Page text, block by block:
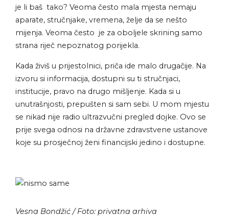
je li baš tako? Veoma često mala mjesta nemaju
aparate, stručnjake, vremena, želje da se nešto
mijenja. Veoma često je za oboljele skrining samo
strana riječ nepoznatog porijekla.
Kada živiš u prijestolnici, priča ide malo drugačije. Na
izvoru si informacija, dostupni su ti stručnjaci,
institucije, pravo na drugo mišljenje. Kada si u
unutrašnjosti, prepušten si sam sebi. U mom mjestu
se nikad nije radio ultrazvučni pregled dojke. Ovo se
prije svega odnosi na državne zdravstvene ustanove
koje su prosječnoj ženi financijski jedino i dostupne.
Vesna Bondžić / Foto: privatna arhiva